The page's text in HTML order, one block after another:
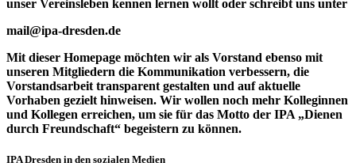
unser Vereinsleben kennen lernen wollt oder schreibt uns unter
mail@ipa-dresden.de
Mit dieser Homepage möchten wir als Vorstand ebenso mit
unseren Mitgliedern die Kommunikation verbessern, die
Vorstandsarbeit transparent gestalten und auf aktuelle
Vorhaben gezielt hinweisen. Wir wollen noch mehr Kolleginnen
und Kollegen erreichen, um sie für das Motto der IPA „Dienen
durch Freundschaft“ begeistern zu können.
IPA Dresden in den sozialen Medien